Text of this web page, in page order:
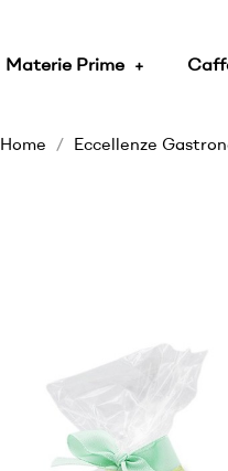
Materie Prime
Home Eccellenze